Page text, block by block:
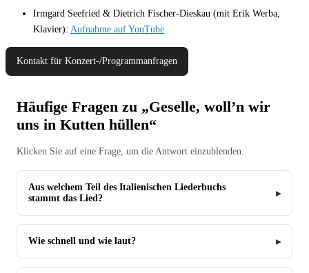
Irmgard Seefried & Dietrich Fischer-Dieskau (mit Erik Werba,
Klavier): Aufnahme auf YouTube
Kontakt für Konzert-/Programmanfragen
Häufige Fragen zu „Geselle, woll’n wir
uns in Kutten hüllen“
Klicken Sie auf eine Frage, um die Antwort einzublenden.
Aus welchem Teil des Italienischen Liederbuchs
stammt das Lied?
Wie schnell und wie laut?